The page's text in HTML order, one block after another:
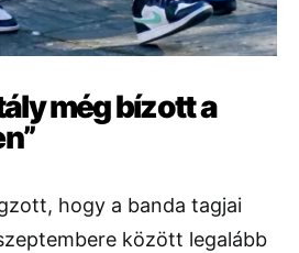
még bízott a
hogy a banda tagjai
között legalább